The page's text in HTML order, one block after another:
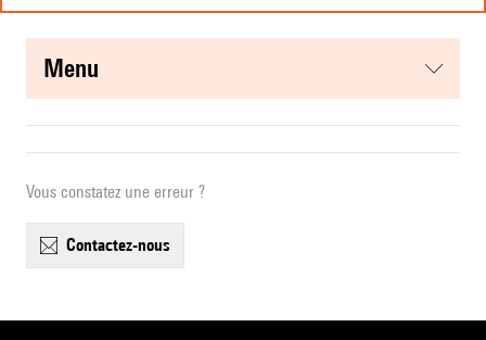
menu
Vous constatez une erreur ?
contactez-nous